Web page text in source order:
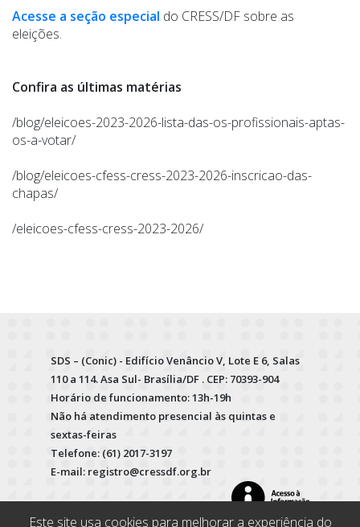
Acesse a seção especial do CRESS/DF sobre as
eleições.
Confira as últimas matérias
/blog/eleicoes-2023-2026-lista-das-os-profissionais-aptas-
os-a-votar/
/blog/eleicoes-cfess-cress-2023-2026-inscricao-das-
chapas/
/eleicoes-cfess-cress-2023-2026/
SDS – (Conic) - Edifício Venâncio V, Lote E 6, Salas
110 a 114. Asa Sul- Brasília/DF . CEP: 70393-904
Horário de funcionamento: 13h-19h
Não há atendimento presencial às quintas e
sextas-feiras
Telefone: (61) 2017-3197
E-mail: registro@cressdf.org.br
Este site usa cookies para melhorar a experiência do